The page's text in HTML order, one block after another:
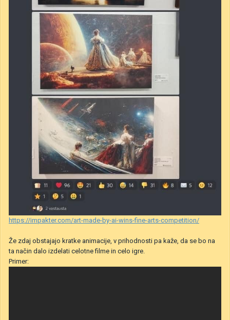
https://impakter.com/art-made-by-ai-wins-fine-arts-competition/
Že zdaj obstajajo kratke animacije, v prihodnosti pa kaže, da se bo na
ta način dalo izdelati celotne filme in celo igre.
Primer: